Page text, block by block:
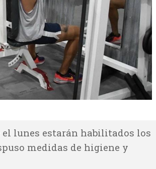
el lunes estarán habilitados los
medidas de higiene y